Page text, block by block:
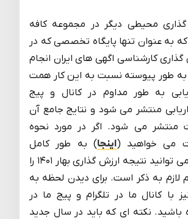
محیطی دیگر در مجموعه کافه
که به عنوان تنها پایگاه تخصصی که در
کارشناسی اگهی های ایران انجام
طور پیوسته نسبت به این کار همت
به طور مداوم در کانال و پیج
منتشر می شود و نتایج جامع آن
می شود. اگر در مورد نحوه
می خواهید (اینجا) به طور کامل
تشریح کردیم. حالا می توانید نتیجه ارزش گذاری بهار ۱۴۰۱ را
لازم به ذکر است. برای دیدن لحظه به
با کانال ما در تلگرام و پیج ما در
باشید. نکته ای که باید در سال جدید